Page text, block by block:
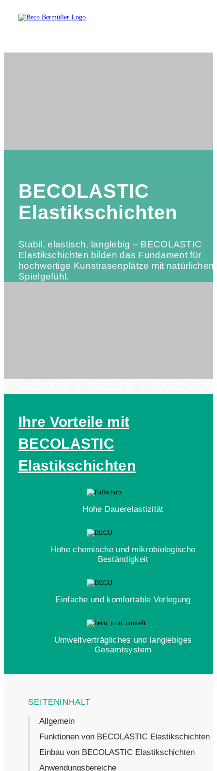
BECOLASTIC
Elastikschichten
Stabil, elastisch, langlebig – BECOLASTIC
Elastikschichten bilden das Fundament für
hochwertige Kunstrasenplätze mit natürlichem
Spielgefühl.
Ihre Vorteile mit
BECOLASTIC
Elastikschichten
Hohe Dauerelastizität
Hohe chemische und mikrobiologische
Beständigkeit
Einfache und komfortable Verlegung
Umweltverträgliches und langlebiges
Gesamtsystem
Allgemein
Funktionen von BECOLASTIC Elastikschichten
Einbau von BECOLASTIC Elastikschichten
Anwendungsbereiche